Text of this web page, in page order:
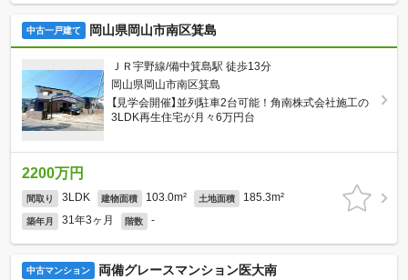
中古一戸建て 岡山県岡山市南区箕島
ＪＲ宇野線/備中箕島駅 徒歩13分
岡山県岡山市南区箕島
【見学会開催】並列駐車2台可能！角南株式会社施工の
3LDK再生住宅が月々6万円台
2200万円
間取り 3LDK 建物面積 103.0m² 土地面積 185.3m²
築年月 31年3ヶ月 階数 -
中古マンション 両備グレースマンション医大南